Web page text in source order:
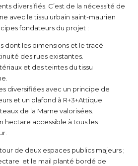
diversifiés. C’est de la nécessité de
avec le tissu urbain saint-maurien
fondateurs du projet :
dont les dimensions et le tracé
des rues existantes.
et des teintes du tissu
diversifiées avec un principe de
et un plafond à R+3+Attique.
de la Marne valorisées.
hectare accessible à tous les
de deux espaces publics majeurs ;
et le mail planté bordé de